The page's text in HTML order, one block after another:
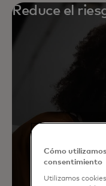
Reduce el
Cómo
consentimiento
Utilizamos